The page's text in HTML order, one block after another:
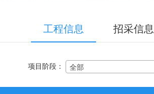
工程信息 招采信息
项目阶段： 全部